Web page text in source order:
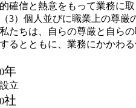
的確信と熱意をもって業務に取
（3）個人並びに職業上の尊厳
私たちは、自らの尊厳と自ら
するとともに、業務にかかわ
0年
設立
0社